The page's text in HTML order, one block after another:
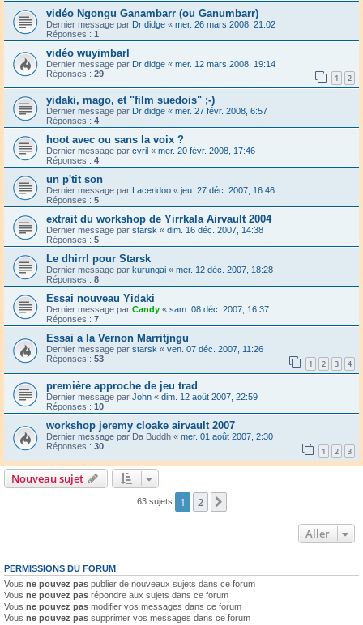
vidéo Ngongu Ganambarr (ou Ganumbarr)
Dernier message par Dr didge « mer. 26 mars 2008, 21:02
Réponses : 1
vidéo wuyimbarl
Dernier message par Dr didge « mer. 12 mars 2008, 19:14
Réponses : 29 1 2
yidaki, mago, et "film suedois" ;-)
Dernier message par Dr didge « mer. 27 févr. 2008, 6:57
Réponses : 4
hoot avec ou sans la voix ?
Dernier message par cyril « mer. 20 févr. 2008, 17:46
Réponses : 4
un p'tit son
Dernier message par Laceridoo « jeu. 27 déc. 2007, 16:46
Réponses : 5
extrait du workshop de Yirrkala Airvault 2004
Dernier message par starsk « dim. 16 déc. 2007, 14:38
Réponses : 5
Le dhirrl pour Starsk
Dernier message par kurungai « mer. 12 déc. 2007, 18:28
Réponses : 8
Essai nouveau Yidaki
Dernier message par Candy « sam. 08 déc. 2007, 16:37
Réponses : 7
Essai a la Vernon Marritjngu
Dernier message par starsk « ven. 07 déc. 2007, 11:26
Réponses : 53 1 2 3 4
première approche de jeu trad
Dernier message par John « dim. 12 août 2007, 22:59
Réponses : 10
workshop jeremy cloake airvault 2007
Dernier message par Da Buddh « mer. 01 août 2007, 2:30
Réponses : 30 1 2 3
Nouveau sujet
63 sujets 1 2
Aller
PERMISSIONS DU FORUM
Vous ne pouvez pas publier de nouveaux sujets dans ce forum
Vous ne pouvez pas répondre aux sujets dans ce forum
Vous ne pouvez pas modifier vos messages dans ce forum
Vous ne pouvez pas supprimer vos messages dans ce forum